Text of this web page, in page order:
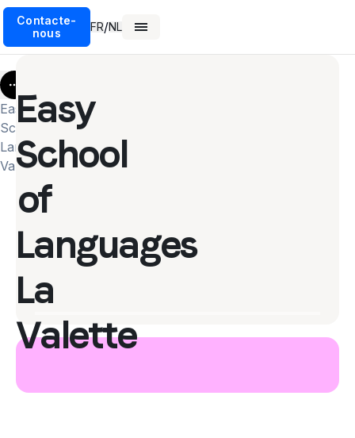
Contacte-
nous
FR/NL
More
Easy
School Of
Languages
Valletta
Easy
School
of
Languages
La
Valette